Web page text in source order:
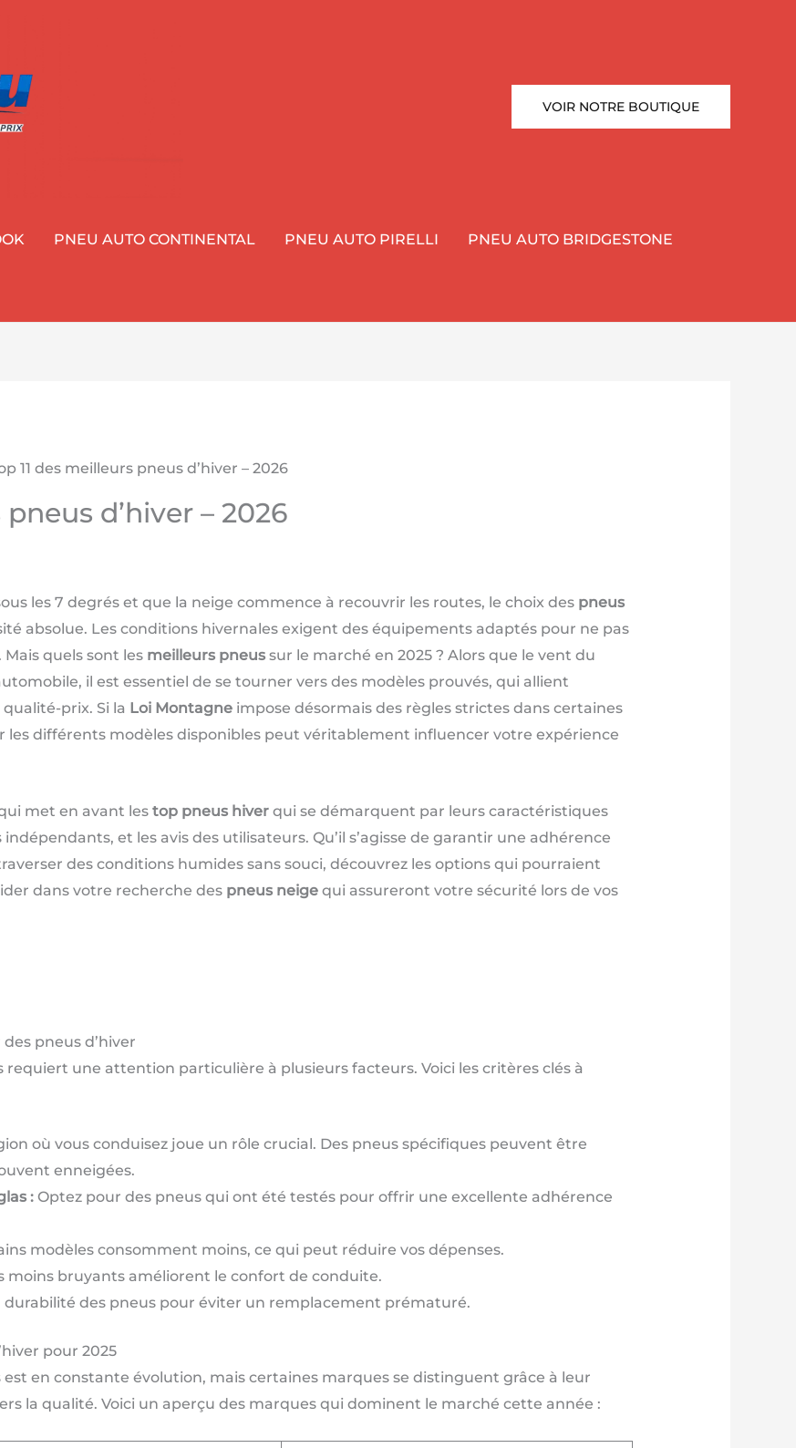
VOIR NOTRE BOUTIQUE
PNEU AUTO CONTINENTAL PNEU AUTO PIRELLI PNEU AUTO BRIDGESTONE
11 des meilleurs pneus d’hiver – 2026
d’hiver – 2026
les 7 degrés et que la neige commence à recouvrir les routes, le choix des pneus
absolue. Les conditions hivernales exigent des équipements adaptés pour ne pas
quels sont les meilleurs pneussur le marché en 2025 ? Alors que le vent du
il est essentiel de se tourner vers des modèles prouvés, qui allient
prix. Si la Loi Montagneimpose désormais des règles strictes dans certaines
les différents modèles disponibles peut véritablement influencer votre expérience
met en avant les top pneus hiverqui se démarquent par leurs caractéristiques
et les avis des utilisateurs. Qu’il s’agisse de garantir une adhérence
des conditions humides sans souci, découvrez les options qui pourraient
dans votre recherche des pneus neigequi assureront votre sécurité lors de vos
pneus d’hiver
requiert une attention particulière à plusieurs facteurs. Voici les critères clés à
où vous conduisez joue un rôle crucial. Des pneus spécifiques peuvent être
enneigées.
:Optez pour des pneus qui ont été testés pour offrir une excellente adhérence
modèles consomment moins, ce qui peut réduire vos dépenses.
moins bruyants améliorent le confort de conduite.
durabilité des pneus pour éviter un remplacement prématuré.
pour 2025
en constante évolution, mais certaines marques se distinguent grâce à leur
la qualité. Voici un aperçu des marques qui dominent le marché cette année :